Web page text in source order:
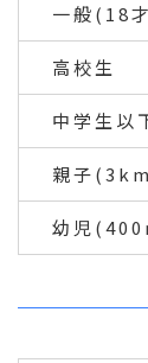
一般(18
高校生
中学生以
親子
幼児